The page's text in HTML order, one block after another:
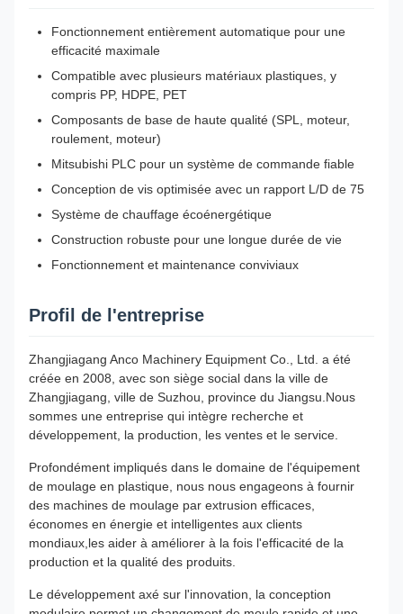
Fonctionnement entièrement automatique pour une
efficacité maximale
Compatible avec plusieurs matériaux plastiques, y
compris PP, HDPE, PET
Composants de base de haute qualité (SPL, moteur,
roulement, moteur)
Mitsubishi PLC pour un système de commande fiable
Conception de vis optimisée avec un rapport L/D de 75
Système de chauffage écoénergétique
Construction robuste pour une longue durée de vie
Fonctionnement et maintenance conviviaux
Profil de l'entreprise
Zhangjiagang Anco Machinery Equipment Co., Ltd. a été
créée en 2008, avec son siège social dans la ville de
Zhangjiagang, ville de Suzhou, province du Jiangsu.Nous
sommes une entreprise qui intègre recherche et
développement, la production, les ventes et le service.
Profondément impliqués dans le domaine de l'équipement
de moulage en plastique, nous nous engageons à fournir
des machines de moulage par extrusion efficaces,
économes en énergie et intelligentes aux clients
mondiaux,les aider à améliorer à la fois l'efficacité de la
production et la qualité des produits.
Le développement axé sur l'innovation, la conception